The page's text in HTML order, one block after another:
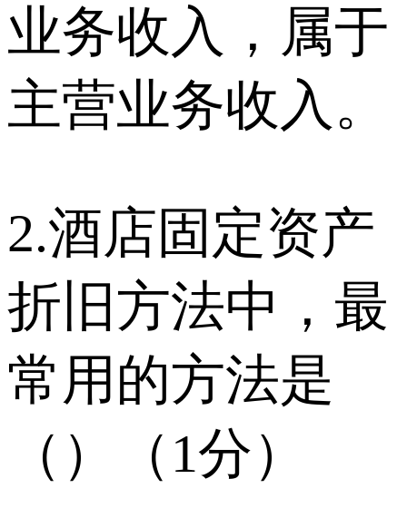
业务收入，属于
主营业务收入。
2.酒店固定资产
折旧方法中，最
常用的方法是
（）（1分）